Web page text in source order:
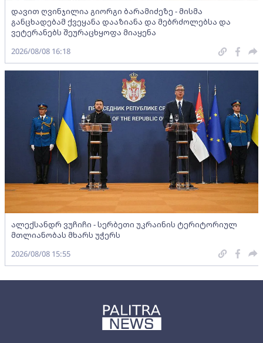
დავით ღვინჯილია გიორგი ბარამიძეზე - მისმა
განცხადებამ ქვეყანა დააზიანა და მებრძოლებსა და
ვეტერანებს შეურაცხყოფა მიაყენა
2026/08/08 16:18
ალექსანდრ ვუჩიჩი - სერბეთი უკრაინის ტერიტორიულ
მთლიანობას მხარს უჭერს
2026/08/08 15:55